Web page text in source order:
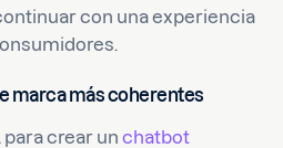
con una experiencia
marca más coherentes
para crear un chatbot